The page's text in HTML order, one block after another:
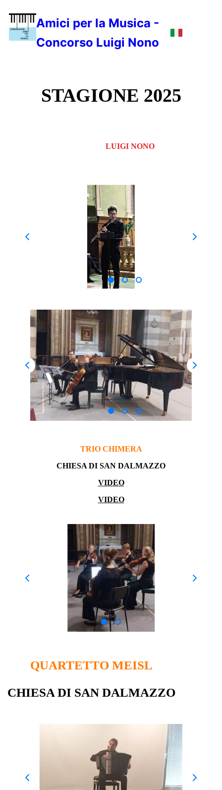
Amici per la Musica -
Concorso Luigi Nono
STAGIONE 2025
LUIGI NONO
TRIO CHIMERA
CHIESA DI SAN DALMAZZO
VIDEO
VIDEO
QUARTETTO MEISL
CHIESA DI SAN DALMAZZO